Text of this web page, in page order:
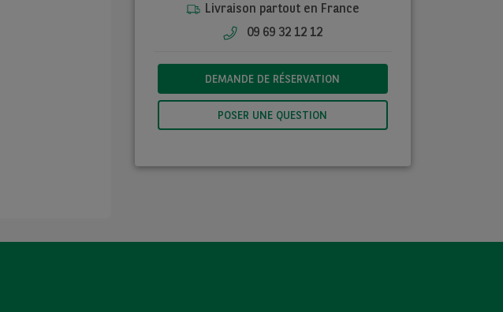
Livraison partout en France
09 69 32 12 12
DEMANDE DE RÉSERVATION
POSER UNE QUESTION